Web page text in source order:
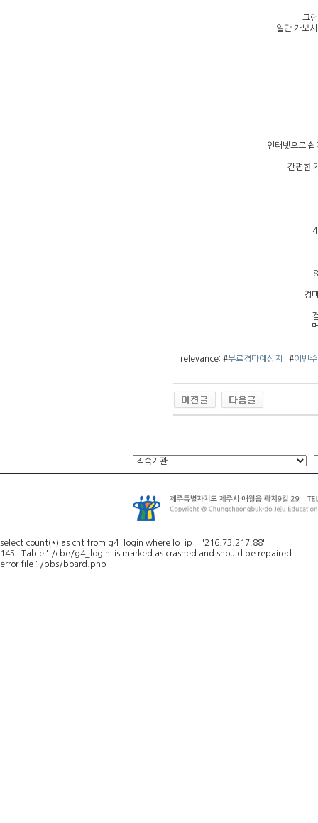
그
일단 가보
인터넷으로
간편한
경
relevance: #무료경마예상지 #이번
select count(*) as cnt from g4_login where lo_ip = '216.73.217.88'
145 : Table './cbe/g4_login' is marked as crashed and should be repaired
error file : /bbs/board.php